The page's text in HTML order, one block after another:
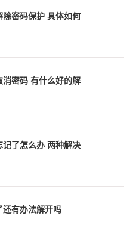
密码保护 具体如何
密码 有什么好的解
了怎么办 两种解决
有办法解开吗